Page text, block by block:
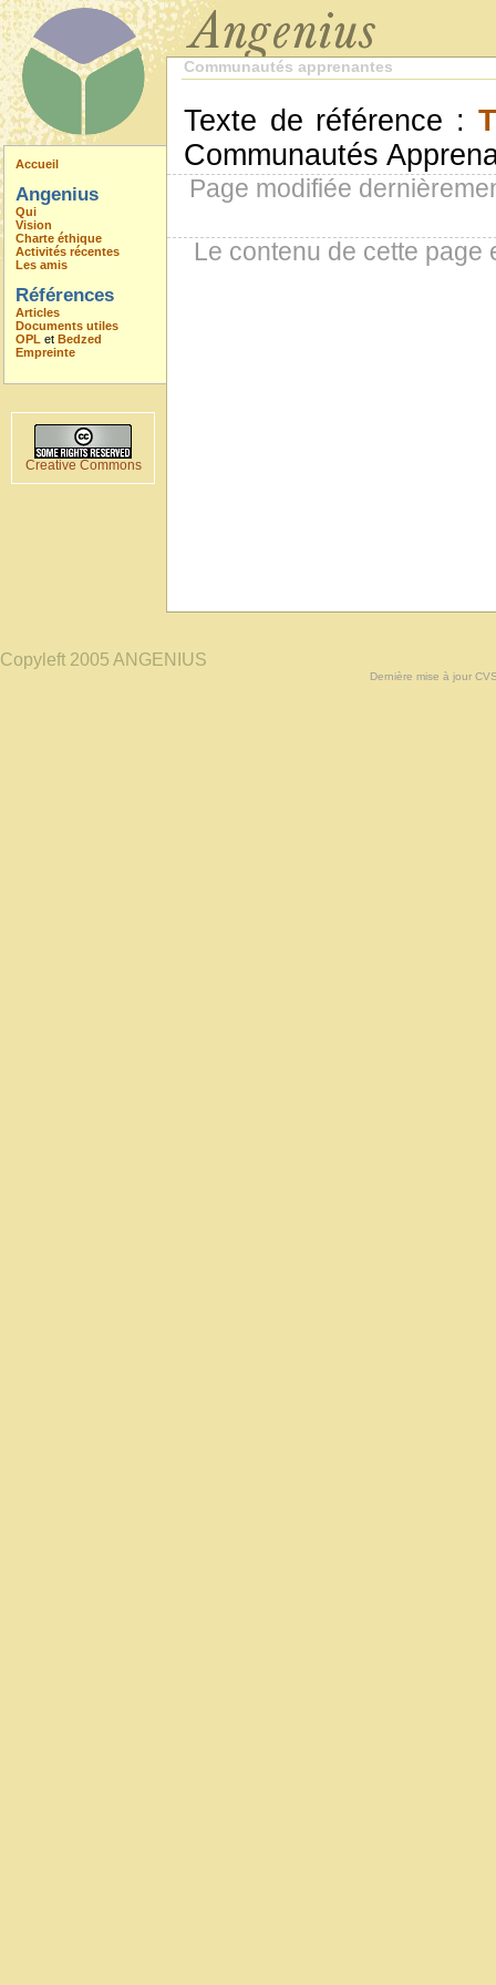
Accueil
Angenius
Qui
Vision
Charte éthique
Activités récentes
Les amis
Références
Articles
Documents utiles
OPL et Bedzed
Empreinte
Creative Commons
Communautés apprenantes
Texte de référence :
Communautés
Page modifiée
Le contenu de cette
Copyleft 2005 ANGENIUS
Dernière mise à jour